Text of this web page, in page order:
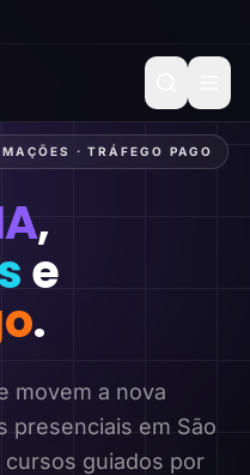
· TRÁFEGO PAGO
,
e
.
movem a nova
presenciais em São
cursos guiados por